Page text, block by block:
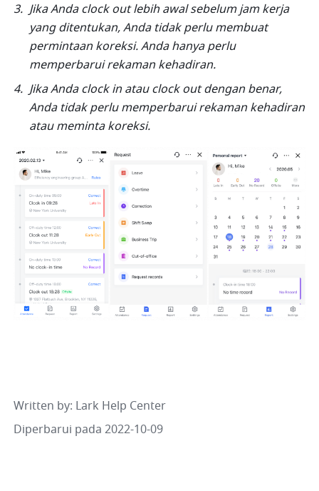
Jika Anda clock out lebih awal sebelum jam kerja
yang ditentukan, Anda tidak perlu membuat
permintaan koreksi. Anda hanya perlu
memperbarui rekaman kehadiran.
Jika Anda clock in atau clock out dengan benar,
Anda tidak perlu memperbarui rekaman kehadiran
atau meminta koreksi.
Written by: Lark Help Center
Diperbarui pada 2022-10-09